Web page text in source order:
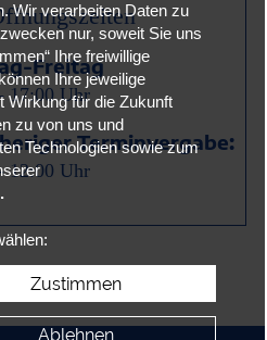
Freitag
17:00 Uhr
Terminvergabe:
12:00 Uhr
Wir verarbeiten Daten zu
nur, soweit Sie uns
Ihre freiwillige
Ihre jeweilige
Wirkung für die Zukunft
zu von uns und
Technologien sowie zum
Zustimmen
Ablehnen